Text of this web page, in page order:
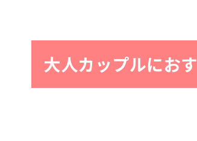
大人カップルにお